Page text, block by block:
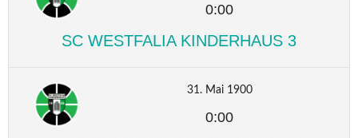
0:00
SC WESTFALIA KINDERHAUS 3
31. Mai 1900
0:00